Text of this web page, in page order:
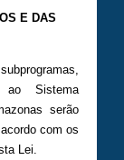
E DAS
Sistema
serão
com os
Lei.